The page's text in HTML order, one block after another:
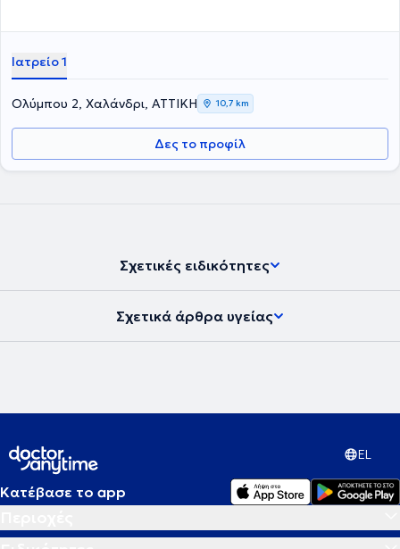
Ιατρείο 1
Ολύμπου 2, Χαλάνδρι, ΑΤΤΙΚΗ 10,7 km
Δες το προφίλ
Σχετικές ειδικότητες
Σχετικά άρθρα υγείας
EL
Κατέβασε το app